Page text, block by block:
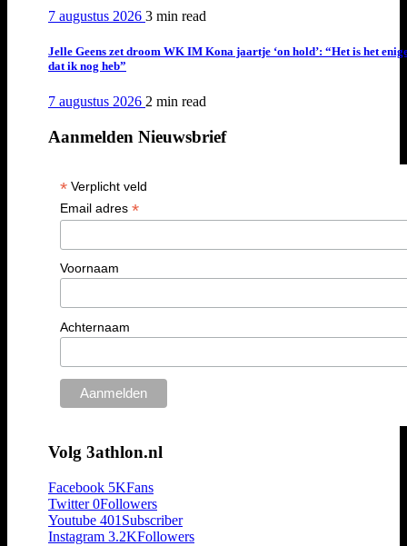
7 augustus 2026 3 min read
Jelle Geens zet droom WK IM Kona jaartje ‘on hold’: “Het is het
dat ik nog heb”
7 augustus 2026 2 min read
Aanmelden Nieuwsbrief
*Verplicht veld
Email adres *
Voornaam
Achternaam
Volg 3athlon.nl
Facebook 5KFans
Twitter 0Followers
Youtube 401 Subscriber
Instagram 3.2KFollowers